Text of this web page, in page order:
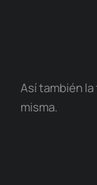
Así también
misma.